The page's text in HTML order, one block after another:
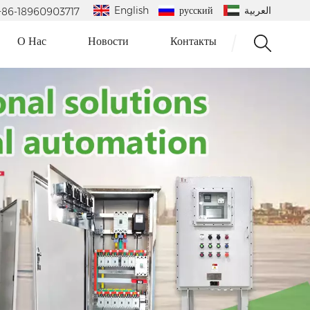
English русский العربية 18960903717
О Нас Новости Контакты